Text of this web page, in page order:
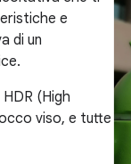
e
di un
(High
viso, e tutte